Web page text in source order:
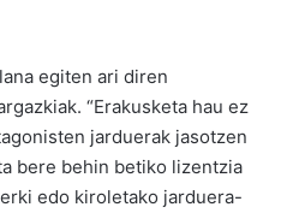
egiten ari diren
“Erakusketa hau ez
jarduerak jasotzen
bere behin betiko lizentzia
edo kiroletako jarduera-